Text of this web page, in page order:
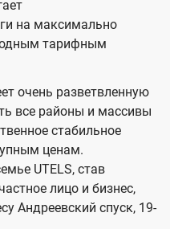
д
е
и
я
на максимально
тарифным
очень разветвленную
все районы и массивы
стабильное
ценам.
UTELS, став
лицо и бизнес,
Андреевский спуск, 19-